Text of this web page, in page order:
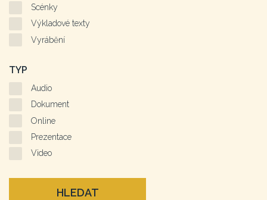
Scénky
Výkladové texty
Vyrábění
TYP
Audio
Dokument
Online
Prezentace
Video
HLEDAT